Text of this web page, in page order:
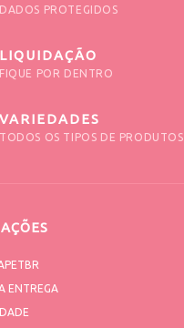
DADOS PROTEGIDOS
LIQUIDAÇÃO
FIQUE POR DENTRO
VARIEDADES
TODOS OS TIPOS DE PRODUTOS
ENTREGA